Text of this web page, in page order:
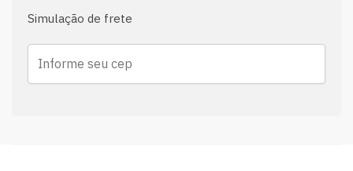
Simulação de frete